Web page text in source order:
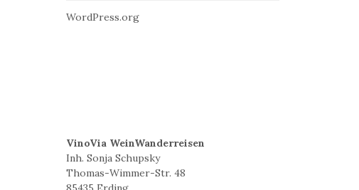
WordPress.org
VinoVia WeinWanderreisen
Inh. Sonja Schupsky
Thomas-Wimmer-Str. 48